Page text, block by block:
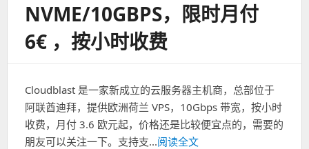
销
:1C/2G/20G
低
至
$12.95/
年！
NVME/10GBPS，限时月付
6€ ，按小时收费
Cloudblast 是一家新成立的云服务器主机商，总部位于
阿联酋迪拜，提供欧洲荷兰 VPS，10Gbps 带宽，按小时
收费，月付 3.6 欧元起，价格还是比较便宜点的，需要的
朋友可以关注一下。支持支...阅读全文